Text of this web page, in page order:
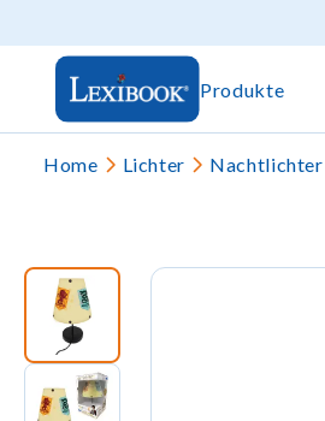
Produkte
Home Lichter Nachtlichter